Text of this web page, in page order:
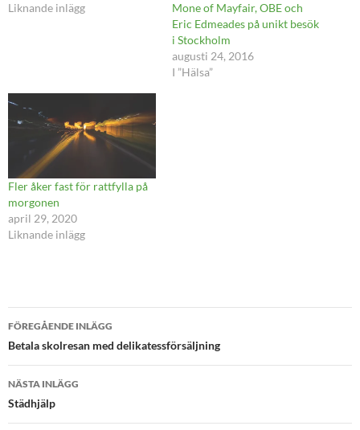
Liknande inlägg
Mone of Mayfair, OBE och
Eric Edmeades på unikt besök
i Stockholm
augusti 24, 2016
I ”Hälsa”
Fler åker fast för rattfylla på
morgonen
april 29, 2020
Liknande inlägg
Inläggsnavigering
FÖREGÅENDE INLÄGG
Betala skolresan med delikatessförsäljning
NÄSTA INLÄGG
Städhjälp